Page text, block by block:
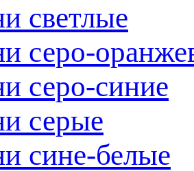
светлые
серо-
серо-синие
серые
сине-белые